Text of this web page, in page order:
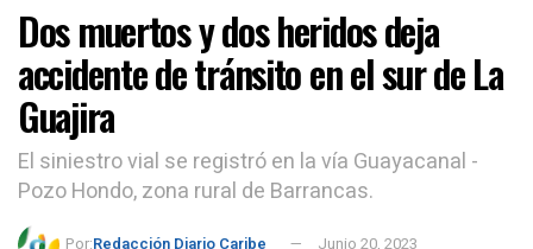
Dos muertos y dos heridos deja
accidente de tránsito en el sur de La
Guajira
El siniestro vial se registró en la vía Guayacanal -
Pozo Hondo, zona rural de Barrancas.
Por:Redacción Diario Caribe
Junio 20, 2023